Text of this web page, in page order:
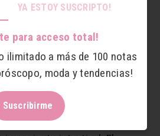
nervioso. Para la madre,
tienen un efecto
y ayudan en la
vasculares.
suelen ser frecuentes los
por lo que se
30 gramos diarios de fibra
YA ESTOY SUSCRIPTO!
para acceso total!
ilimitado a más de 100 notas
moda y tendencias!
Suscribirme